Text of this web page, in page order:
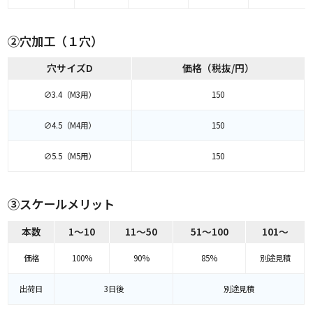
②穴加工（１穴）
穴サイズD 価格（税抜/円）
∅3.4（M3用） 150
∅4.5（M4用） 150
∅5.5（M5用） 150
③スケールメリット
本数 1～10 11～50 51～100 101～
価格 100% 90% 85% 別途見積
出荷日 3日後 別途見積